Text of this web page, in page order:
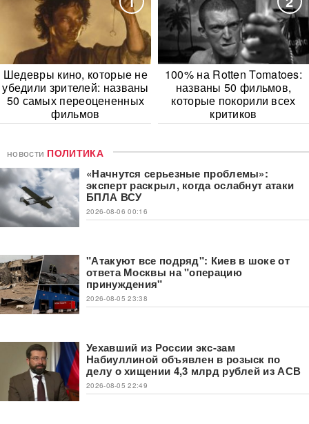
Шедевры кино, которые не
убедили зрителей: названы
50 самых переоцененных
фильмов
100% на Rotten Tomatoes:
названы 50 фильмов,
которые покорили всех
критиков
новости ПОЛИТИКА
«Начнутся серьезные проблемы»:
эксперт раскрыл, когда ослабнут атаки
БПЛА ВСУ
2026-08-06 00:16
"Атакуют все подряд": Киев в шоке от
ответа Москвы на "операцию
принуждения"
2026-08-05 23:38
Уехавший из России экс-зам
Набиуллиной объявлен в розыск по
делу о хищении 4,3 млрд рублей из АСВ
2026-08-05 22:49